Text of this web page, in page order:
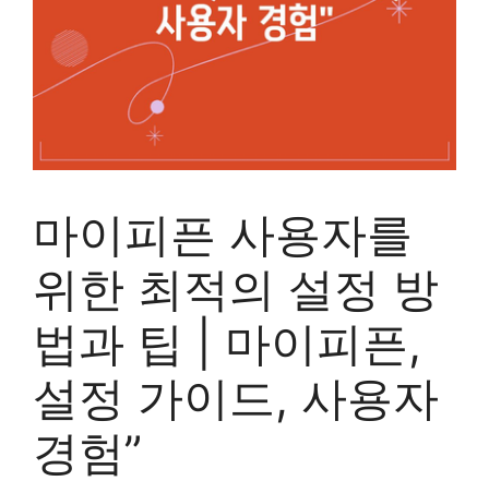
마이피픈 사용자를
위한 최적의 설정 방
법과 팁 | 마이피픈,
설정 가이드, 사용자
경험”